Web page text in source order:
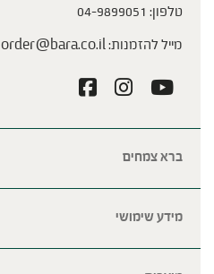
ברא צמחים
מידע שימושי
טלפון: 04-9899051
מייל להזמנות: order@bara.co.il